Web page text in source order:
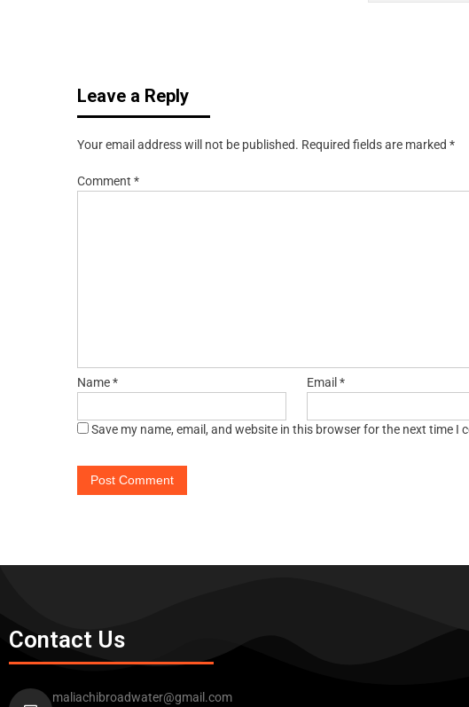
Leave a Reply
Your email address will not be published. Required fields are marked *
Comment *
Name* Email *
Save my name, email, and website in this browser for the next time I
Contact Us
maliachibroadwater@gmail.com